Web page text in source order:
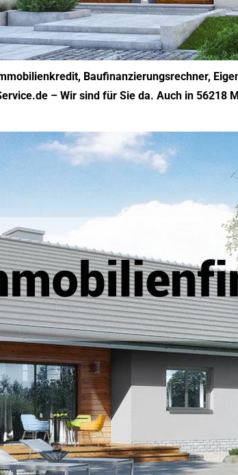
Baufinanzierungsrechner,
– Wir sind für Sie da. Auch in 56218